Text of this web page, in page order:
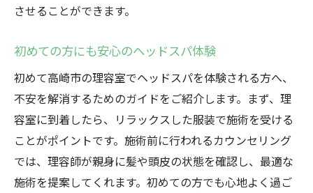
させることができます。
初めての方にも安心のヘッドスパ体験
初めて高崎市の理容室でヘッドスパを体験される方へ、
不安を解消するためのガイドをご紹介します。まず、理
容室に到着したら、リラックスした服装で施術を受ける
ことがポイントです。施術前に行われるカウンセリング
では、理容師が親身に髪や頭皮の状態を確認し、最適な
施術を提案してくれます。初めての方でも心地よく過ご